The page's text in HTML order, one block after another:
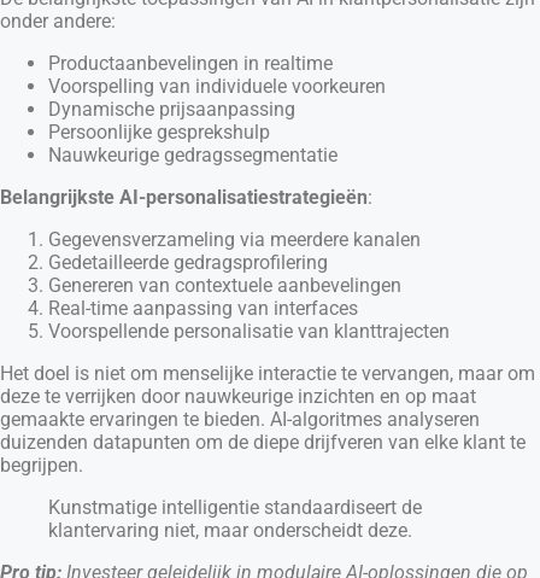
onder andere:
Productaanbevelingen in realtime
Voorspelling van individuele voorkeuren
Dynamische prijsaanpassing
Persoonlijke gesprekshulp
Nauwkeurige gedragssegmentatie
Belangrijkste AI-personalisatiestrategieën:
Gegevensverzameling via meerdere kanalen
Gedetailleerde gedragsprofilering
Genereren van contextuele aanbevelingen
Real-time aanpassing van interfaces
Voorspellende personalisatie van klanttrajecten
Het doel is niet om menselijke interactie te vervangen, maar om
deze te verrijken door nauwkeurige inzichten en op maat
gemaakte ervaringen te bieden. AI-algoritmes analyseren
duizenden datapunten om de diepe drijfveren van elke klant te
begrijpen.
Kunstmatige intelligentie standaardiseert de
klantervaring niet, maar onderscheidt deze.
Pro tip: Investeer geleidelijk in modulaire AI-oplossingen die op